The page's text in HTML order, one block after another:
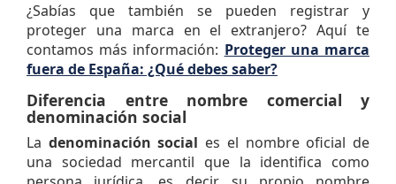
¿Sabías que también se pueden registrar y
proteger una marca en el extranjero? Aquí te
contamos más información: Proteger una marca
fuera de España: ¿Qué debes saber?
Diferencia entre nombre comercial y
denominación social
La denominación social es el nombre oficial de
una sociedad mercantil que la identifica como